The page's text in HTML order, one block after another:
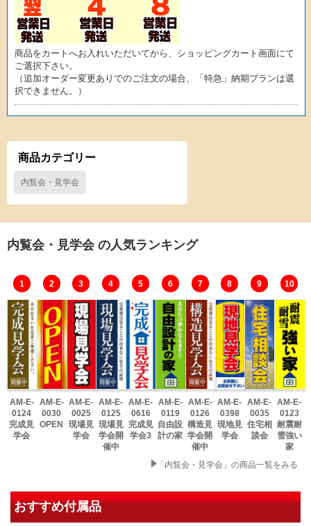
商品をカートへお入れいただいてから、ショッピングカート画面にて
ご選択下さい。
（追加オーダー変更ありでのご注文の場合、「特急」納期プランは選
択できません。）
商品カテゴリー
内覧会・見学会
内覧会・見学会 の人気ランキング
1
AM-E-
0124
完成見
学会
2
AM-E-
0030
OPEN
3
AM-E-
0025
現場見
学会
4
AM-E-
0125
現場見
学会開
催中
5
AM-E-
0616
完成見
学会3
6
AM-E-
0119
自由設
計の家
7
AM-E-
0126
構造見
学会開
催中
8
AM-E-
0398
現地見
学会
9
AM-E-
0035
住宅相
談会
10
AM-E-
0123
耐震耐
雪強い
家
「内覧会・見学会」の商品一覧をみる
おすすめ付属品